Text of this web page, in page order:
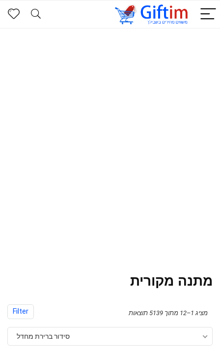
מתנה מקורית
Filter מציג 1–12 מתוך 5139 תוצאות
סידור ברירת מחדל